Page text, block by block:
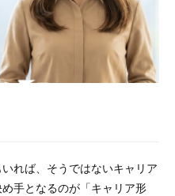
れば、そうではないキャリア
手となるのが「キャリア形